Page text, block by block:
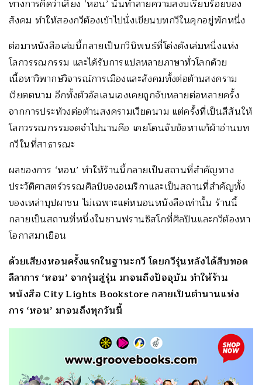
ทางการคิดว่าเสียง ‘หอน’ นั้นทำลายความสงบเรียบร้อยของ
สังคม ทำให้สองกวีต้องเข้าไปนั่งเขียนบทกวีในคุกอยู่พักหนึ่ง
ต่อมาหนังสือเล่มนี้กลายเป็นกวีนิพนธ์ที่โด่งดังเล่มหนึ่งแห่ง
โลกวรรณกรรม และได้รับการแปลหลายภาษาทั่วโลกด้วย
เนื้อหาวิพากษ์วิจารณ์การเมืองและสังคมทั้งต่อต้านสงคราม
เวียตตนาม อีกทั้งตัวอัลเลนเองเคยถูกจับหลายต่อหลายครั้ง
จากการประท้วงต่อต้านสงครามเวียดนาม แต่ครั้งที่เป็นสีสันให้
โลกวรรณกรรมจดจำไปนานคือ เคยโดนจับข้อหาแก้ผ้าอ่านบท
กวีในที่สาธารณะ
ผลของการ ‘หอน’ ทำให้ร้านนี้กลายเป็นสถานที่สำคัญทาง
ประวัติศาสตร์วรรณศิลป์ของอเมริกาและเป็นสถานที่สำคัญทั้ง
ของเหล่าบุปผาชน ไม่เฉพาะแต่หนอนหนังสือเท่านั้น ร้านนี้
กลายเป็นสถานที่หนึ่งในซานฟรานซิสโกที่ศิลปินและกวีต้องหา
โอกาสมาเยือน
ด้วยเสียงหอนครั้งแรกในฐานะกวี โดยกวีรุ่นหลังได้สืบทอด
ลีลาการ ‘หอน’ จากรุ่นสู่รุ่น มาจนถึงปัจจุบัน ทำให้ร้าน
หนังสือ City Lights Bookstore กลายเป็นตำนานแห่ง
การ ‘หอน’ มาจนถึงทุกวันนี้